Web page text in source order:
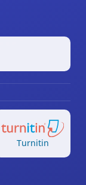
Turnitin